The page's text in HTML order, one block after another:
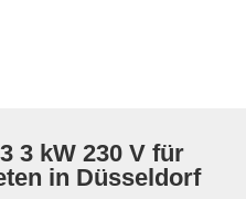
3 kW 230 V für
in Düsseldorf